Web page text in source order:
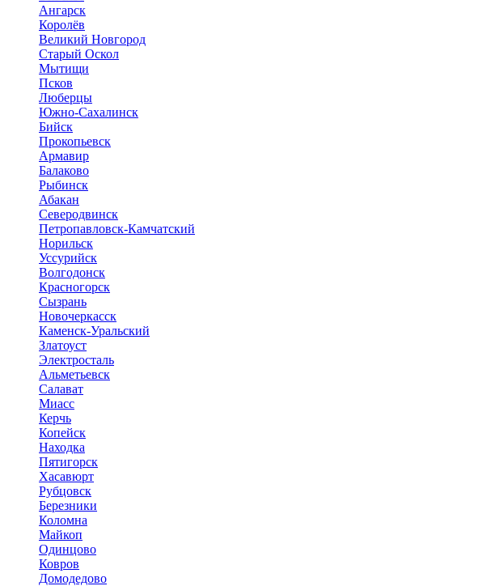
Ангарск
Королёв
Великий Новгород
Старый Оскол
Мытищи
Псков
Люберцы
Южно-Сахалинск
Бийск
Прокопьевск
Армавир
Балаково
Рыбинск
Абакан
Северодвинск
Петропавловск-Камчатский
Норильск
Уссурийск
Волгодонск
Красногорск
Сызрань
Новочеркасск
Каменск-Уральский
Златоуст
Электросталь
Альметьевск
Салават
Миасс
Керчь
Копейск
Находка
Пятигорск
Хасавюрт
Рубцовск
Березники
Коломна
Майкоп
Одинцово
Ковров
Домодедово